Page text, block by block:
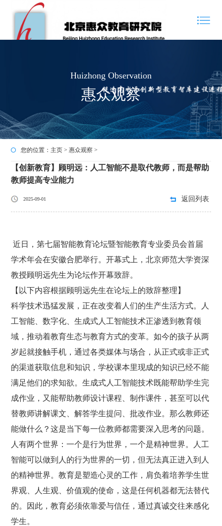
Huizhong Observation
惠众观察
您的位置： 主页 >惠众观察 >
【创新教育】顾明远：人工智能不是取代教师，而是帮助
教师提高专业能力
2025-09-01 返回列表
近日，第七届智能教育论坛暨智能教育专业委员会首届
学术年会在安徽合肥举行。开幕式上，北京师范大学资深
教授顾明远先生为论坛作开幕致辞。
【以下内容根据顾明远先生在论坛上的致辞整理】
科学技术迅猛发展，正在改变着人们的生产生活方式。人
工智能、数字化、生成式人工智能技术正渗透到教育领
域，推动着教育生态与教育方式的变革。如今的孩子从两
岁起就接触手机，通过各类媒体与场合，从正式或非正式
的渠道获取信息和知识，学校课本里现成的知识已经不能
满足他们的求知欲。生成式人工智能技术既能帮助学生完
成作业，又能帮助教师设计课程、制作课件，甚至可以代
替教师讲解课文、解答学生提问、批改作业。那么教师还
能做什么？这是当下每一位教师都需要深入思考的问题。
人有两个世界：一个是行为世界，一个是精神世界。人工
智能可以做到人的行为世界的一切，但无法真正进入到人
的精神世界。教育是塑造心灵的工作，肩负着培养学生世
界观、人生观、价值观的使命，这是任何机器都无法替代
的。因此，教育必须依靠爱与信任，通过真诚交往来感化
学生。